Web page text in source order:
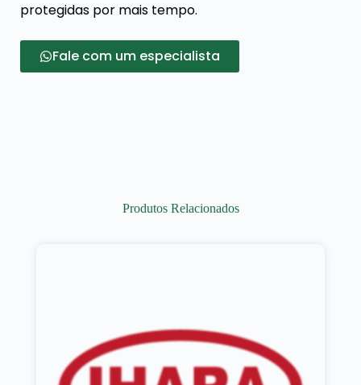
protegidas por mais tempo.
Fale com um especialista
Produtos Relacionados